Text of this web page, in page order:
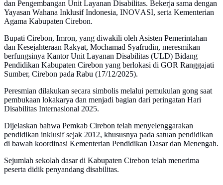
dan Pengembangan Unit Layanan Disabilitas. Bekerja sama dengan
Yayasan Wahana Inklusif Indonesia, INOVASI, serta Kementerian
Agama Kabupaten Cirebon.
Bupati Cirebon, Imron, yang diwakili oleh Asisten Pemerintahan
dan Kesejahteraan Rakyat, Mochamad Syafrudin, meresmikan
berfungsinya Kantor Unit Layanan Disabilitas (ULD) Bidang
Pendidikan Kabupaten Cirebon yang berlokasi di GOR Ranggajati
Sumber, Cirebon pada Rabu (17/12/2025).
Peresmian dilakukan secara simbolis melalui pemukulan gong saat
pembukaan lokakarya dan menjadi bagian dari peringatan Hari
Disabilitas Internasional 2025.
Dijelaskan bahwa Pemkab Cirebon telah menyelenggarakan
pendidikan inklusif sejak 2012, khususnya pada satuan pendidikan
di bawah koordinasi Kementerian Pendidikan Dasar dan Menengah.
Sejumlah sekolah dasar di Kabupaten Cirebon telah menerima
peserta didik penyandang disabilitas.